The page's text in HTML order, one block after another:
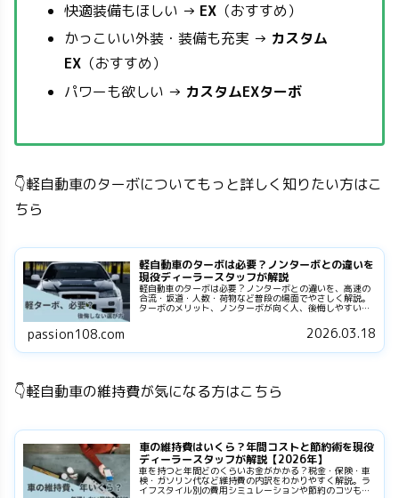
快適装備もほしい → EX （おすすめ）
かっこいい外装・装備も充実 → カスタム
EX （おすすめ）
パワーも欲しい → カスタムEXターボ
👇軽自動車のターボについてもっと詳しく知りたい方はこ
ちら
軽自動車のターボは必要？ノンターボとの違いを
現役ディーラースタッフが解説
軽自動車のターボは必要？ノンターボとの違いを、高速の
合流・坂道・人数・荷物など普段の場面でやさしく解説。
ターボのメリット、ノンターボが向く人、後悔しやすいポ
passion108.com 2026.03.18
👇軽自動車の維持費が気になる方はこちら
車の維持費はいくら？年間コストと節約術を現役
ディーラースタッフが解説【2026年】
車を持つと年間どのくらいお金がかかる？税金・保険・車
検・ガソリン代など維持費の内訳をわかりやすく解説。ラ
イフスタイル別の費用シミュレーションや節約のコツも紹